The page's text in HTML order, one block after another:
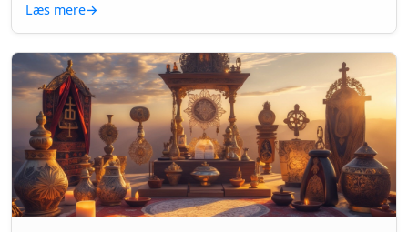
Læs mere→